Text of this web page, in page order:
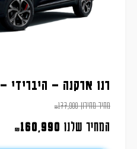
רנו ארקנה – היברידי – 2025
מחיר מחירון ₪177,900
המחיר שלנו ₪160,990